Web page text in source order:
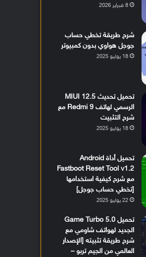
8 فبراير 2026
شرح طريقة تخطي حساب
جوجل هواوي بدون كمبيوتر
18 يوليو 2025
تحميل تحديث MIUI 12.5
الرسمي لهاتف Redmi 9 مع
شرح التثبيت
18 يوليو 2025
تحميل أداة Android
Fastboot Reset Tool v1.2
مع شرح كيفية استخدامها
[تخطي حساب جوجل]
22 يوليو 2025
تحميل Game Turbo 5.0
الجديد لهواتف شاومي مع
شرح طريقة تثبيته [الإصدار
العالمي من الجيم تربو –